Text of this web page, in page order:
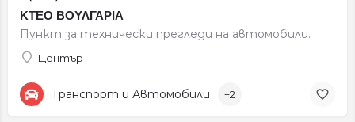
ΚΤΕΟ ΒΟΥΛΓΑΡΙΑ
Пункт за технически прегледи на автомобили.
Център
Транспорт и Автомобили +2